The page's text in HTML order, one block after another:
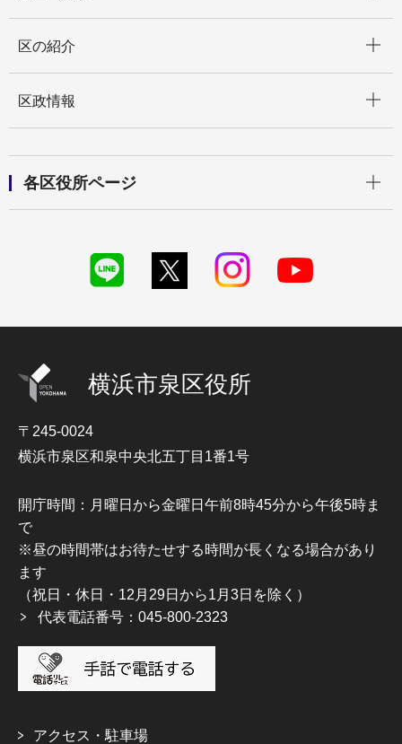
区の紹介
区政情報
各区役所ページ
横浜市泉区役所
〒245-0024
横浜市泉区和泉中央北五丁目1番1号
開庁時間：月曜日から金曜日午前8時45分から午後5時ま
で
※昼の時間帯はお待たせする時間が長くなる場合があり
ます
（祝日・休日・12月29日から1月3日を除く）
代表電話番号：045-800-2323
アクセス・駐車場